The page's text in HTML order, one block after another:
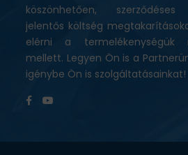
köszönhetően, szerződéses
jelentős költség
elérni a termelékenységük
mellett. Legyen Ön is a
igénybe Ön is szolgáltatásainkat!